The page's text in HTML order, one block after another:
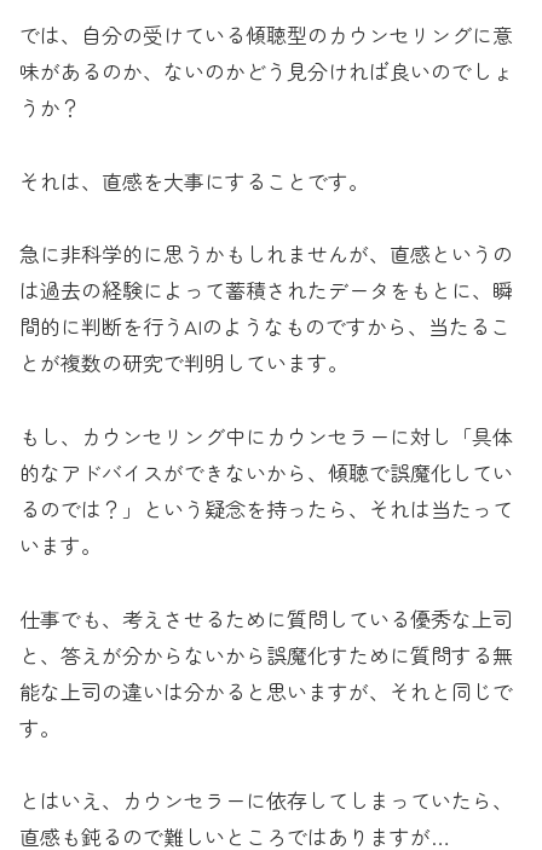
では、自分の受けている傾聴型のカウンセリングに意
味があるのか、ないのかどう見分ければ良いのでしょ
うか？
それは、直感を大事にすることです。
急に非科学的に思うかもしれませんが、直感というの
は過去の経験によって蓄積されたデータをもとに、瞬
間的に判断を行うAIのようなものですから、当たるこ
とが複数の研究で判明しています。
もし、カウンセリング中にカウンセラーに対し「具体
的なアドバイスができないから、傾聴で誤魔化してい
るのでは？」という疑念を持ったら、それは当たって
います。
仕事でも、考えさせるために質問している優秀な上司
と、答えが分からないから誤魔化すために質問する無
能な上司の違いは分かると思いますが、それと同じで
す。
とはいえ、カウンセラーに依存してしまっていたら、
直感も鈍るので難しいところではありますが…